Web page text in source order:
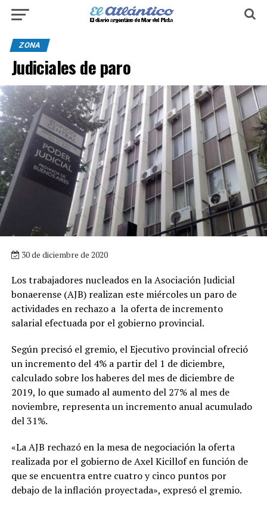
ZONA
Judiciales de paro
30 de diciembre de 2020
Los trabajadores nucleados en la Asociación Judicial
bonaerense (AJB) realizan este miércoles un paro de
actividades en rechazo a la oferta de incremento
salarial efectuada por el gobierno provincial.
Según precisó el gremio, el Ejecutivo provincial ofreció
un incremento del 4% a partir del 1 de diciembre,
calculado sobre los haberes del mes de diciembre de
2019, lo que sumado al aumento del 27% al mes de
noviembre, representa un incremento anual acumulado
del 31%.
«La AJB rechazó en la mesa de negociación la oferta
realizada por el gobierno de Axel Kicillof en función de
que se encuentra entre cuatro y cinco puntos por
debajo de la inflación proyectada», expresó el gremio.